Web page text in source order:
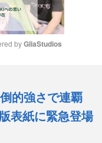
t
e
by GliaStudios
的強さで連覇
表紙に緊急登場